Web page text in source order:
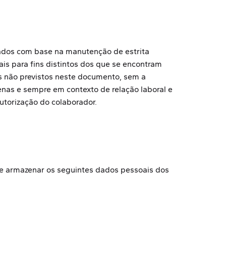
com base na manutenção de estrita
para fins distintos dos que se encontram
previstos neste documento, sem a
e sempre em contexto de relação laboral e
do colaborador.
os seguintes dados pessoais dos